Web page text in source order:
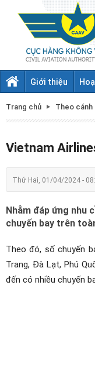
Giới thiệu
Trang chủ Theo cánh
Vietnam
Thứ Hai, 01/04/2024 -
Nhằm đáp ứng nhu
chuyến bay trên
Theo đó, số chuyến
Trang, Đà Lạt, Phú
đến có nhiều chuyến